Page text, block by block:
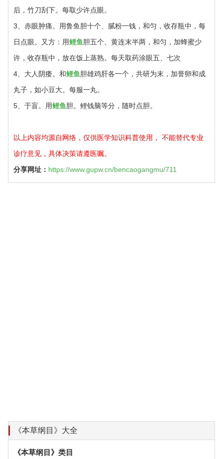
后，竹刀刮下。每取少许点眼。
3、赤眼肿痛。用鲁鱼胆十个、腻粉一钱，和匀，收存瓶中，每
日点眼。又方：用鲤鱼 胆五个、黄连末半两，和匀，加蜂蜜少
许，收存瓶中，放在饭上蒸熟。每天取药涂眼五、七次
4、大人阴痿。和鲤鱼 胆雄鸡肝各一个，共研为末，加誉卵和成
丸子，如小豆大。每服一丸。
5、于盲。用鲤鱼 胆。鲤钱脑等分，随时点胆。
以上内容均源自网络，仅供医学知识科普使用， 不能替代专业
诊疗意见，具体决策请遵医嘱。
分享网址： https://www.gupw.cn/bencaogangmu/711
《本草纲目》大全
《本草纲目》类目